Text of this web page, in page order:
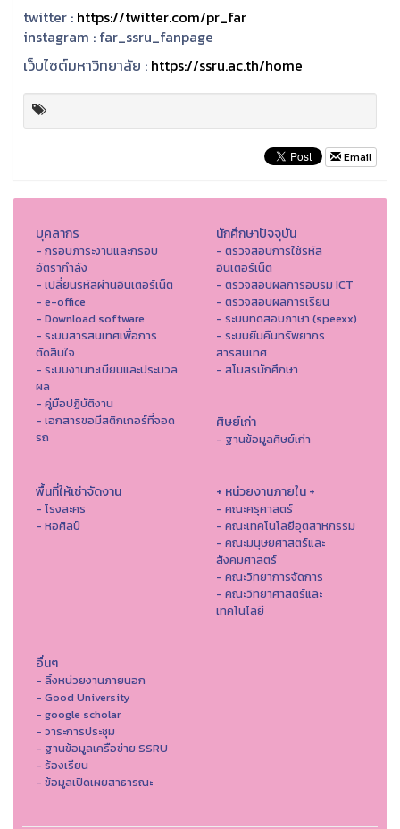
twitter : https://twitter.com/pr_far
instagram : far_ssru_fanpage
เว็บไซต์มหาวิทยาลัย : https://ssru.ac.th/home
Email
บุคลากร
- กรอบภาระงานและกรอบ
อัตรากำลัง
- เปลี่ยนรหัสผ่านอินเตอร์เน็ต
- e-office
- Download software
- ระบบสารสนเทศเพื่อการ
ตัดสินใจ
- ระบบงานทะเบียนและประมวล
ผล
- คู่มือปฏิบัติงาน
- เอกสารขอมีสติกเกอร์ที่จอด
รถ
นักศึกษาปัจจุบัน
- ตรวจสอบการใช้รหัส
อินเตอร์เน็ต
- ตรวจสอบผลการอบรม ICT
- ตรวจสอบผลการเรียน
- ระบบทดสอบภาษา (speexx)
- ระบบยืมคืนทรัพยากร
สารสนเทศ
- สโมสรนักศึกษา
ศิษย์เก่า
- ฐานข้อมูลศิษย์เก่า
พื้นที่ให้เช่าจัดงาน
- โรงละคร
- หอศิลป์
+ หน่วยงานภายใน +
- คณะครุศาสตร์
- คณะเทคโนโลยีอุตสาหกรรม
- คณะมนุษยศาสตร์และ
สังคมศาสตร์
- คณะวิทยาการจัดการ
- คณะวิทยาศาสตร์และ
เทคโนโลยี
อื่นๆ
- ลิ้งหน่วยงานภายนอก
- Good University
- google scholar
- วาระการประชุม
- ฐานข้อมูลเครือข่าย SSRU
- ร้องเรียน
- ข้อมูลเปิดเผยสาธารณะ